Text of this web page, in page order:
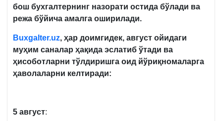
бош бухгалтернинг назорати остида бўлади ва
режа бўйича амалга оширилади.
Buxgalter.uz, ҳар доимгидек, август ойидаги
муҳим саналар ҳақида эслатиб ўтади ва
ҳисоботларни тўлдиришга оид йўриқномаларга
ҳаволаларни келтиради:
5 август: